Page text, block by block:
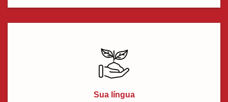
Sua língua